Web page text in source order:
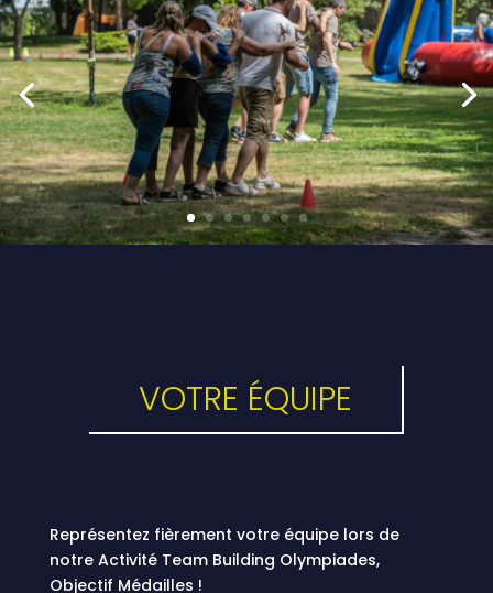
VOTRE ÉQUIPE
Représentez fièrement votre équipe lors de
notre Activité Team Building Olympiades,
Objectif Médailles !